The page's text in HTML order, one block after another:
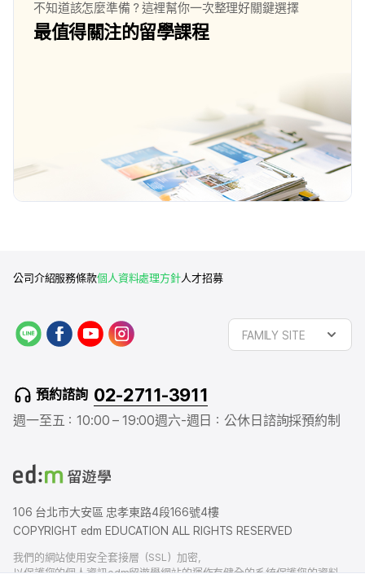
不知道該怎麼準備？這裡幫你一次整理好關鍵選擇
最值得關注的留學課程
公司介紹服務條款個人資料處理方針人才招募
L
f
a
b
o
y
o
u
e
a
r
FAMILY SITE
預約諮詢 02-2711-3911
週一至五：10:00 – 19:00週六-週日：公休日 諮詢採預約制
106 台北市大安區 忠孝東路4段166號4樓
COPYRIGHT edm EDUCATION ALL RIGHTS RESERVED
我們的網站使用安全套接層（SSL）加密，